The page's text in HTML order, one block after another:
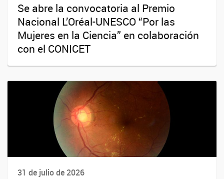
Se abre la convocatoria al Premio
Nacional L’Oréal-UNESCO “Por las
Mujeres en la Ciencia” en colaboración
con el CONICET
31 de julio de 2026